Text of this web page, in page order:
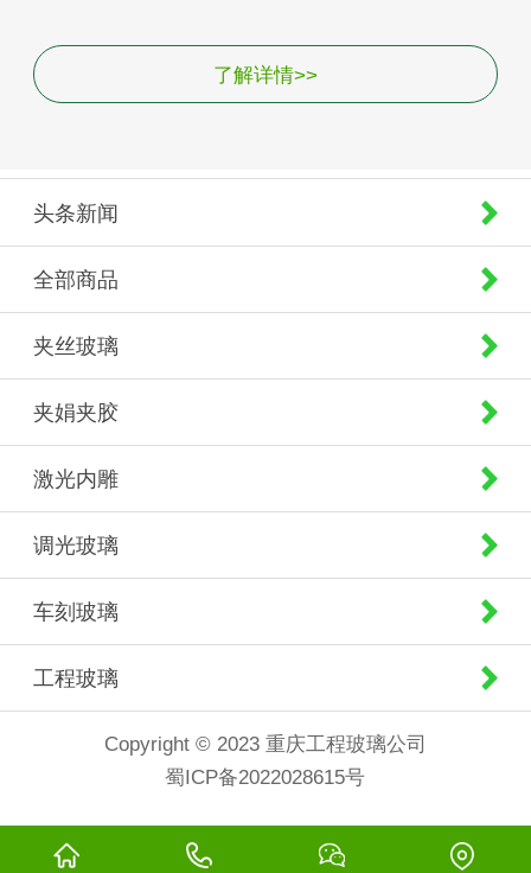
了解详情>>
头条新闻
全部商品
夹丝玻璃
夹娟夹胶
激光内雕
调光玻璃
车刻玻璃
工程玻璃
Copyright © 2023 重庆工程玻璃公司
蜀ICP备2022028615号